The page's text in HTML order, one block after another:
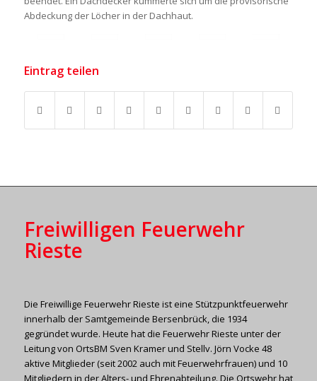
Abdeckung der Löcher in der Dachhaut.
Eintrag teilen
Freiwilligen Feuerwehr
Rieste
Die Freiwillige Feuerwehr Rieste ist eine Stützpunktfeuerwehr
innerhalb der Samtgemeinde Bersenbrück, die 1934
gegründet wurde. Heute hat die Feuerwehr Rieste unter der
Leitung von OrtsBM Sven Kramer und Stellv. Jörn Vocke 48
aktive Mitglieder (seit 2002 auch mit Feuerwehrfrauen) und 10
Mitgliedern in der Alters- und Ehrenabteilung. Die Ortswehr hat